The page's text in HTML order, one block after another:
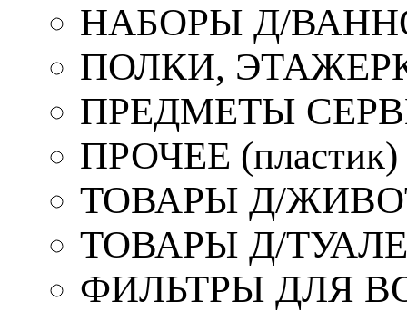
НАБОРЫ Д/
ПОЛКИ,
ПРЕДМЕТЫ
ПРОЧЕЕ (пластик)
ТОВАРЫ Д/
ТОВАРЫ Д/
ФИЛЬТРЫ ДЛЯ